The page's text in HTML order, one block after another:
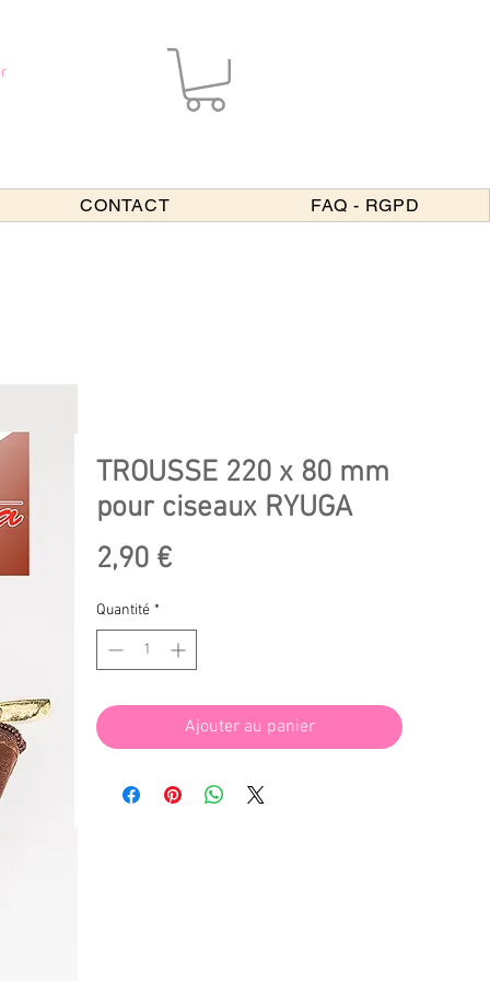
CONTACT FAQ - RGPD
TROUSSE 220 x 80 mm
pour ciseaux RYUGA
2,90 €Prix
Quantité *
Ajouter au panier